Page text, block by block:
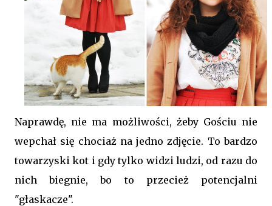
Naprawdę, nie ma możliwości, żeby Gościu nie
wepchał się chociaż na jedno zdjęcie. To bardzo
towarzyski kot i gdy tylko widzi ludzi, od razu do
nich biegnie, bo to przecież potencjalni
"głaskacze".